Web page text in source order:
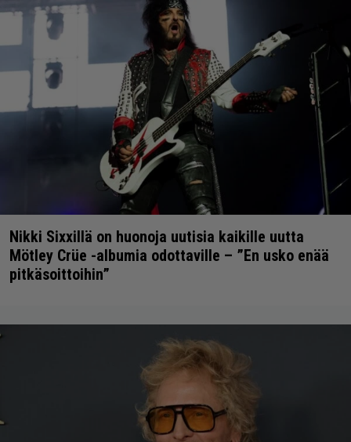
Nikki Sixxillä on huonoja uutisia kaikille uutta
Mötley Crüe -albumia odottaville – ”En usko enää
pitkäsoittoihin”